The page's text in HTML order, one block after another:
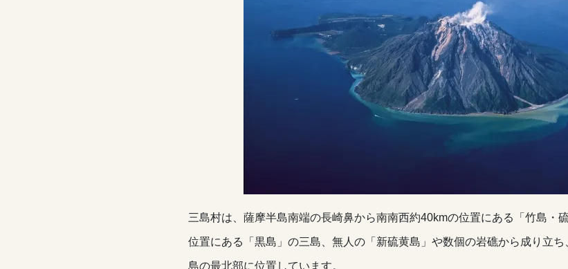
三島村は、薩摩半島南端の長崎鼻から南南西約40kmの位置にある「竹島・
位置にある「黒島」の三島、無人の「新硫黄島」や数個の岩礁から成り立
島の最北部に位置しています。